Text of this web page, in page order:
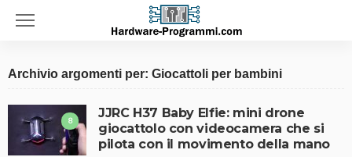
Archivio argomenti per: Giocattoli per bambini
8
JJRC H37 Baby Elfie: mini drone
giocattolo con videocamera che si
pilota con il movimento della mano